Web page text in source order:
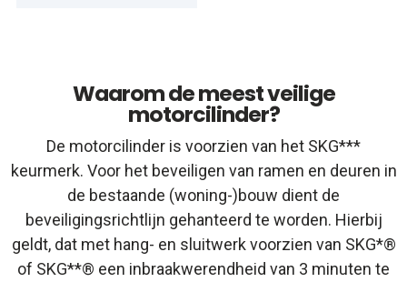
Waarom de meest veilige
motorcilinder?
De motorcilinder is voorzien van het SKG***
keurmerk. Voor het beveiligen van ramen en deuren in
de bestaande (woning-)bouw dient de
beveiligingsrichtlijn gehanteerd te worden. Hierbij
geldt, dat met hang- en sluitwerk voorzien van SKG*®
of SKG**® een inbraakwerendheid van 3 minuten te